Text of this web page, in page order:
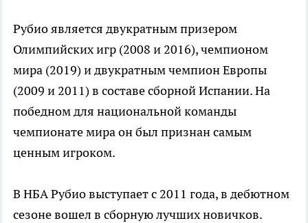
Рубио является двукратным призером
Олимпийских игр (2008 и 2016), чемпионом
мира (2019) и двукратным чемпион Европы
(2009 и 2011) в составе сборной Испании. На
победном для национальной команды
чемпионате мира он был признан самым
ценным игроком.
В НБА Рубио выступает с 2011 года, в дебютном
сезоне вошел в сборную лучших новичков.